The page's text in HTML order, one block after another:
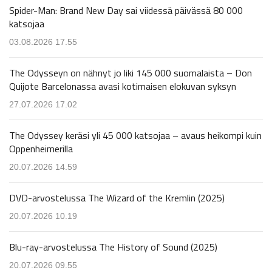
Spider-Man: Brand New Day sai viidessä päivässä 80 000
katsojaa
03.08.2026 17.55
The Odysseyn on nähnyt jo liki 145 000 suomalaista – Don
Quijote Barcelonassa avasi kotimaisen elokuvan syksyn
27.07.2026 17.02
The Odyssey keräsi yli 45 000 katsojaa – avaus heikompi kuin
Oppenheimerilla
20.07.2026 14.59
DVD-arvostelussa The Wizard of the Kremlin (2025)
20.07.2026 10.19
Blu-ray-arvostelussa The History of Sound (2025)
20.07.2026 09.55